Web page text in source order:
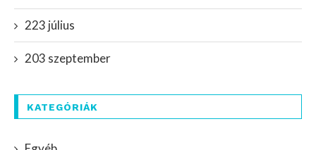
223 július
203 szeptember
KATEGÓRIÁK